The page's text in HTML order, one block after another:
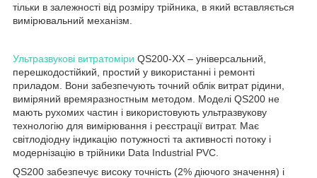
тільки в залежності від розміру трійника, в який вставляється
вимірювальний механізм.
Ультразвукові витратоміри QS200-ХХ – універсальний,
перешкодостійкий, простий у використанні і ремонті
приладом. Вони забезпечують точний облік витрат рідини,
виміряний времяразностным методом. Моделі QS200 не
мають рухомих частин і використовують ультразвукову
технологію для вимірювання і реєстрації витрат. Має
світлодіодну індикацію потужності та активності потоку і
модернізацію в трійники Data Industrial PVC.
QS200 забезпечує високу точність (2% діючого значення) і